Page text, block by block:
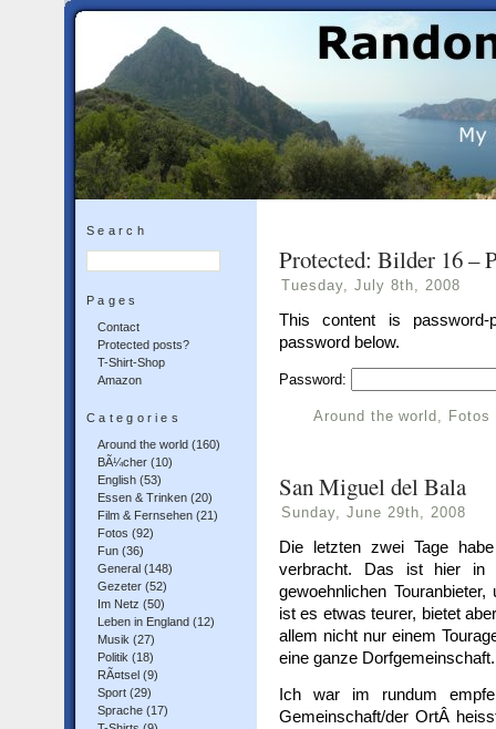
Search
Pages
Contact
Protected posts?
T-Shirt-Shop
Amazon
Categories
Around the world (160)
BÃ¼cher (10)
English (53)
Essen & Trinken (20)
Film & Fernsehen (21)
Fotos (92)
Fun (36)
General (148)
Gezeter (52)
Im Netz (50)
Leben in England (12)
Musik (27)
Politik (18)
RÃ¤tsel (9)
Sport (29)
Sprache (17)
Protected: Bilder 16 –
Tuesday, July 8th, 2008
This content is
password below.
Password:
Around the world , Fotos
San Miguel del Bala
Sunday, June 29th, 2008
Die letzten zwei Tage
verbracht. Das ist hier in
gewoehnlichen
ist es etwas teurer, bietet
allem nicht nur einem
eine ganze Dorfgemeinschaft.
Ich war im rundum
Gemeinschaft/der OrtÂ